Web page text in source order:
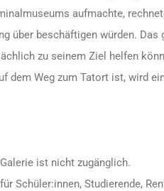
aufmachte,
über beschäftigen würden.
zu seinem Ziel helfen
dem Weg zum Tatort ist, wird
ist nicht zugänglich.
Schüler:innen, Studierende,